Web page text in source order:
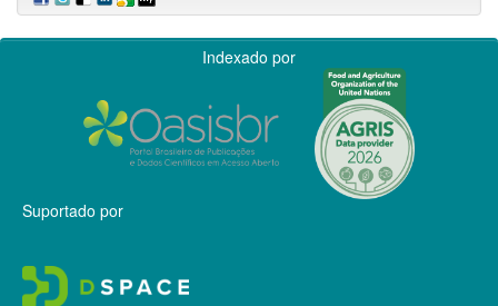
Indexado por
Suportado por